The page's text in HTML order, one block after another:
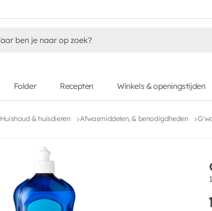
Folder Recepten Winkels & openingstijden
Huishoud & huisdieren Afwasmiddelen, & benodigdheden